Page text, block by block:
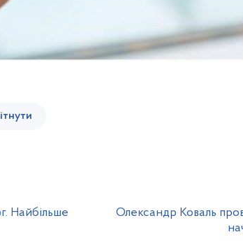
Найбільше
Олександр Коваль